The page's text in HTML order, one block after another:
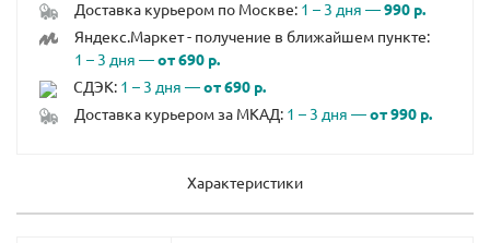
Доставка курьером по Москве: 1 – 3 дня —990 р.
Яндекс.Маркет - получение в ближайшем пункте:
1 – 3 дня —от 690 р.
СДЭК: 1 – 3 дня —от 690 р.
Доставка курьером за МКАД: 1 – 3 дня —от 990 р.
Характеристики